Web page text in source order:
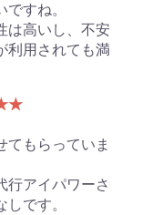
すね。
は高いし、不安
利用されても満
てもらっていま
行アイパワーさ
です。